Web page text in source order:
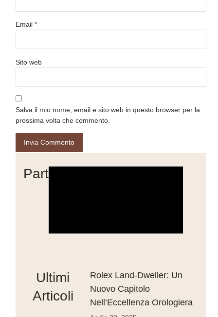
Email *
Sito web
Salva il mio nome, email e sito web in questo browser per la
prossima volta che commento.
Partner
Ultimi
Articoli
Rolex Land-Dweller: Un
Nuovo Capitolo
Nell’Eccellenza Orologiera